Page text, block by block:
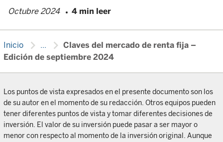
Octubre 2024 4 min leer
Inicio chevron_right ... chevron_right Claves del mercado de renta fija –
Edición de septiembre 2024
Los puntos de vista expresados en el presente documento son los
de su autor en el momento de su redacción. Otros equipos pueden
tener diferentes puntos de vista y tomar diferentes decisiones de
inversión. El valor de su inversión puede pasar a ser mayor o
menor con respecto al momento de la inversión original. Aunque